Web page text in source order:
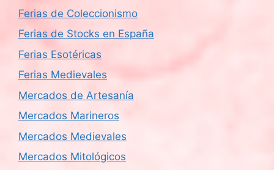
Ferias de Coleccionismo
Ferias de Stocks en España
Ferias Esotéricas
Ferias Medievales
Mercados de Artesanía
Mercados Marineros
Mercados Medievales
Mercados Mitológicos